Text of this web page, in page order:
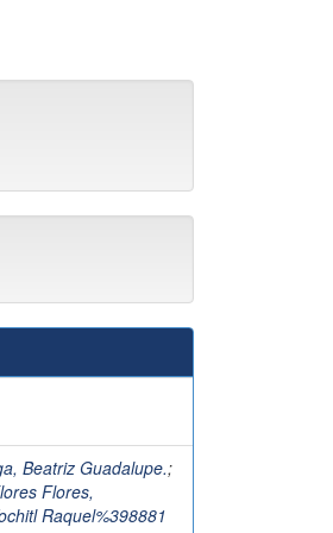
Beatriz Guadalupe.;
Flores,
Raquel%398881